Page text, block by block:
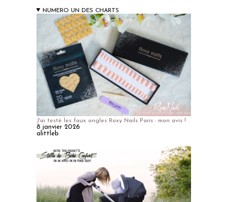
NUMERO UN DES CHARTS
J'ai testé les faux ongles Roxy Nails Paris : mon avis !
8 janvier 2026
alittleb